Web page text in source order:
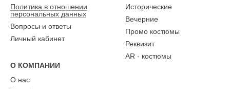
Политика в отношении
персональных данных
Вопросы и ответы
Личный кабинет
О КОМПАНИИ
О нас
Исторические
Вечерние
Промо костюмы
Реквизит
AR - костюмы